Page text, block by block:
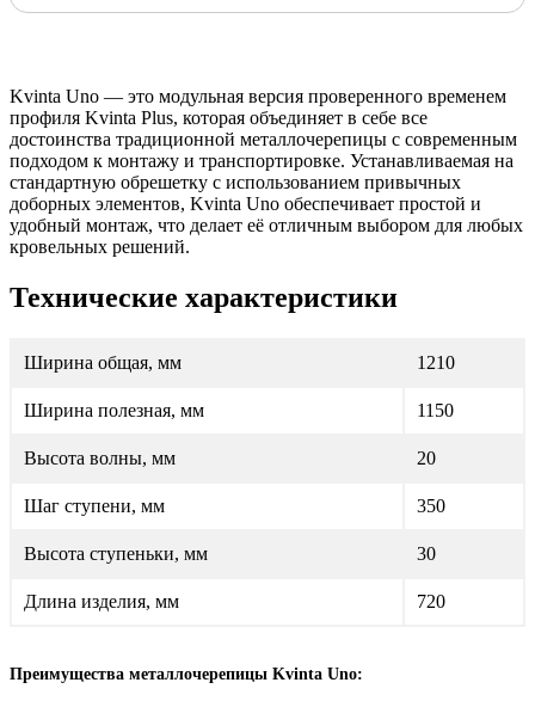
Kvinta Uno — это модульная версия проверенного временем
профиля Kvinta Plus, которая объединяет в себе все
достоинства традиционной металлочерепицы с современным
подходом к монтажу и транспортировке. Устанавливаемая на
стандартную обрешетку с использованием привычных
доборных элементов, Kvinta Uno обеспечивает простой и
удобный монтаж, что делает её отличным выбором для любых
кровельных решений.
Технические характеристики
Ширина общая, мм 1210
Ширина полезная, мм 1150
Высота волны, мм 20
Шаг ступени, мм 350
Высота ступеньки, мм 30
Длина изделия, мм 720
Преимущества металлочерепицы Kvinta Uno: